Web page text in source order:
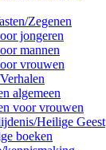
Zegenen
jongeren
mannen
vrouwen
algemeen
voor vrouwen
Heilige Geest
boeken